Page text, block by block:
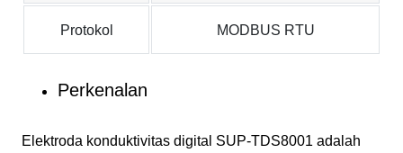
Protokol MODBUS RTU
Perkenalan
Elektroda konduktivitas digital SUP-TDS8001 adalah